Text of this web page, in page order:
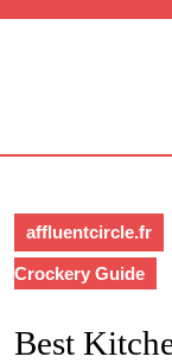
affluentcircle.fr
Crockery Guide
Best